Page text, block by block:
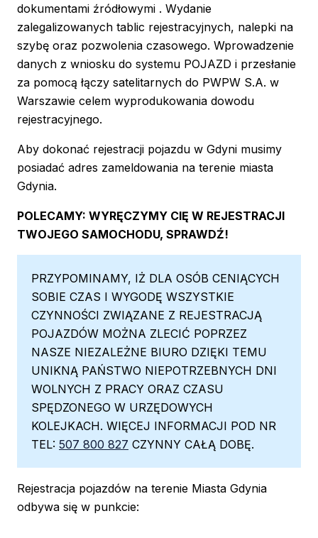
dokumentami źródłowymi . Wydanie
zalegalizowanych tablic rejestracyjnych, nalepki na
szybę oraz pozwolenia czasowego. Wprowadzenie
danych z wniosku do systemu POJAZD i przesłanie
za pomocą łączy satelitarnych do PWPW S.A. w
Warszawie celem wyprodukowania dowodu
rejestracyjnego.
Aby dokonać rejestracji pojazdu w Gdyni musimy
posiadać adres zameldowania na terenie miasta
Gdynia.
POLECAMY: WYRĘCZYMY CIĘ W REJESTRACJI
TWOJEGO SAMOCHODU, SPRAWDŹ!
PRZYPOMINAMY, IŻ DLA OSÓB CENIĄCYCH
SOBIE CZAS I WYGODĘ WSZYSTKIE
CZYNNOŚCI ZWIĄZANE Z REJESTRACJĄ
POJAZDÓW MOŻNA ZLECIĆ POPRZEZ
NASZE NIEZALEŻNE BIURO DZIĘKI TEMU
UNIKNĄ PAŃSTWO NIEPOTRZEBNYCH DNI
WOLNYCH Z PRACY ORAZ CZASU
SPĘDZONEGO W URZĘDOWYCH
KOLEJKACH. WIĘCEJ INFORMACJI POD NR
TEL: 507 800 827 CZYNNY CAŁĄ DOBĘ.
Rejestracja pojazdów na terenie Miasta Gdynia
odbywa się w punkcie: